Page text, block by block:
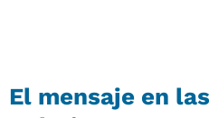
El mensaje en